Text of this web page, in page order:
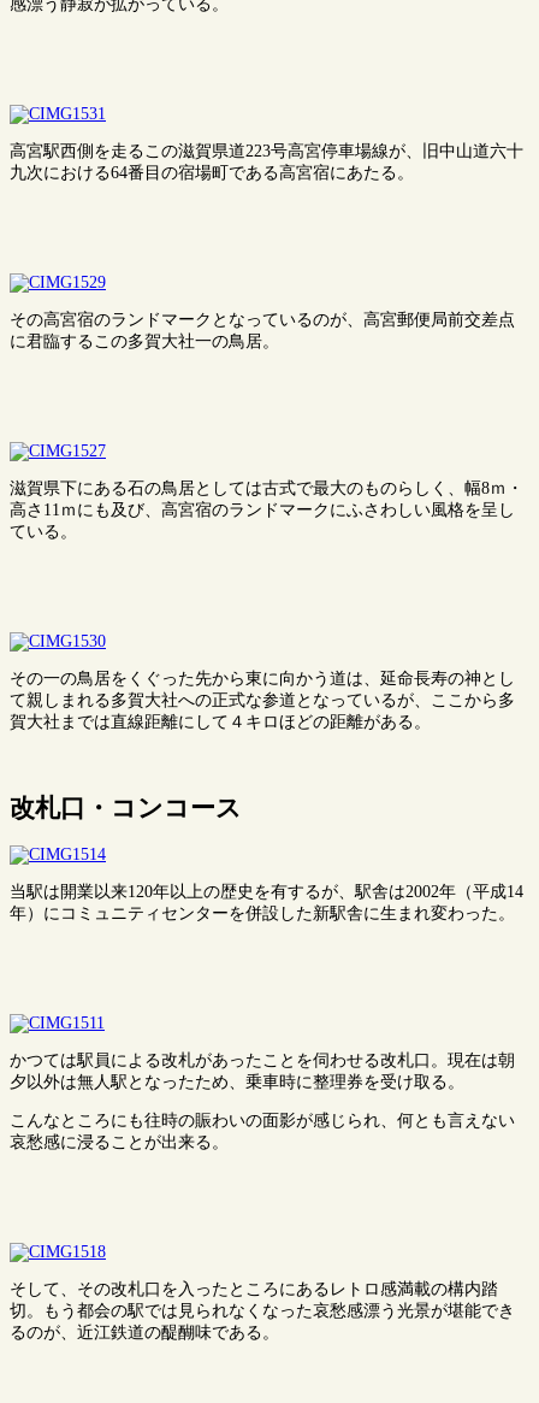
感漂う静寂が拡がっている。
高宮駅西側を走るこの滋賀県道223号高宮停車場線が、旧中山道六十
九次における64番目の宿場町である高宮宿にあたる。
その高宮宿のランドマークとなっているのが、高宮郵便局前交差点
に君臨するこの多賀大社一の鳥居。
滋賀県下にある石の鳥居としては古式で最大のものらしく、幅8ｍ・
高さ11ｍにも及び、高宮宿のランドマークにふさわしい風格を呈し
ている。
その一の鳥居をくぐった先から東に向かう道は、延命長寿の神とし
て親しまれる多賀大社への正式な参道となっているが、ここから多
賀大社までは直線距離にして４キロほどの距離がある。
改札口・コンコース
当駅は開業以来120年以上の歴史を有するが、駅舎は2002年（平成14
年）にコミュニティセンターを併設した新駅舎に生まれ変わった。
かつては駅員による改札があったことを伺わせる改札口。現在は朝
夕以外は無人駅となったため、乗車時に整理券を受け取る。
こんなところにも往時の賑わいの面影が感じられ、何とも言えない
哀愁感に浸ることが出来る。
そして、その改札口を入ったところにあるレトロ感満載の構内踏
切。もう都会の駅では見られなくなった哀愁感漂う光景が堪能でき
るのが、近江鉄道の醍醐味である。